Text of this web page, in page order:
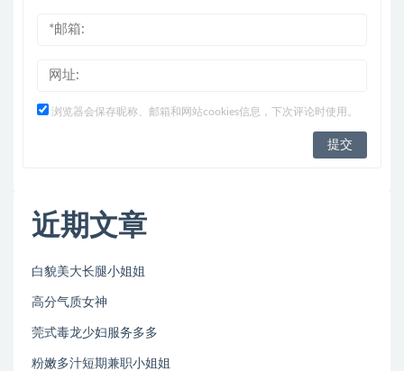
浏览器会保存昵称、邮箱和网站cookies信息，下次评论时使用。
近期文章
白貌美大长腿小姐姐
高分气质女神
莞式毒龙少妇服务多多
粉嫩多汁短期兼职小姐姐